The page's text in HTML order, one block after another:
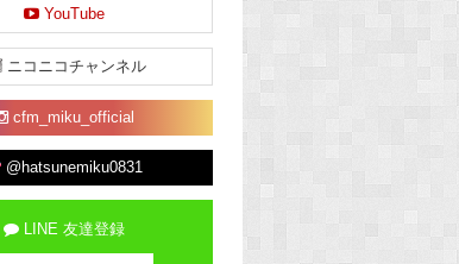
YouTube
ニコニコチャンネル
cfm_miku_official
@hatsunemiku0831
LINE 友達登録